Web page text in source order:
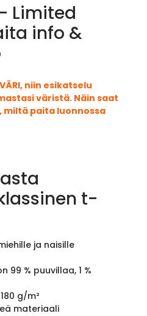
Limited
info &
niin esikatselu
väristä. Näin saat
miltä paita luonnossa
t-
ja naisille
99 % puuvillaa, 1 %
g/m²
materiaali